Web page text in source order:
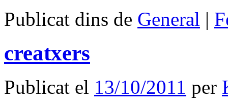
Publicat dins de General |
creatxers
Publicat el 13/10/2011 per